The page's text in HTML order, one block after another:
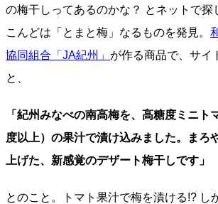
の梅干しってあるのかな？ とネットで探
こんどは「とまと梅」なるものを発見。
協同組合「JA紀州」 が作る商品で、サイ
と、
「紀州みなべの南高梅を、高糖度ミニト
度以上）の果汁で漬け込みました。まろ
上げた、新感覚のデザート梅干しです」
とのこと。トマト果汁で梅を漬ける!? し